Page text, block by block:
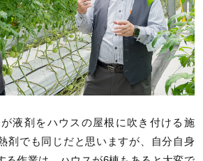
液剤をハウスの屋根に吹き付ける施
剤でも同じだと思いますが、自分自身